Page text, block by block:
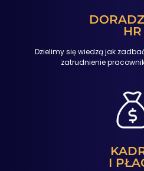
HR
Dzielimy się wiedzą jak
zatrudnienie
I